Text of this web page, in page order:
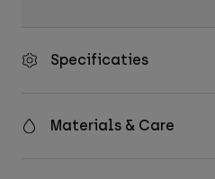
Specificaties
Materials & Care